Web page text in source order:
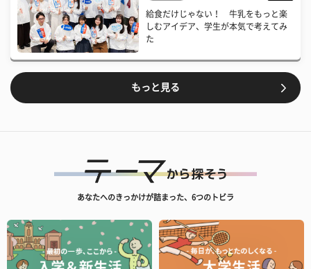
給食だけじゃない！ 牛乳をもっと楽
しむアイデア、学生が本気で考えてみ
た
もっと見る
あなたへのきっかけが詰まった、6つのトビラ